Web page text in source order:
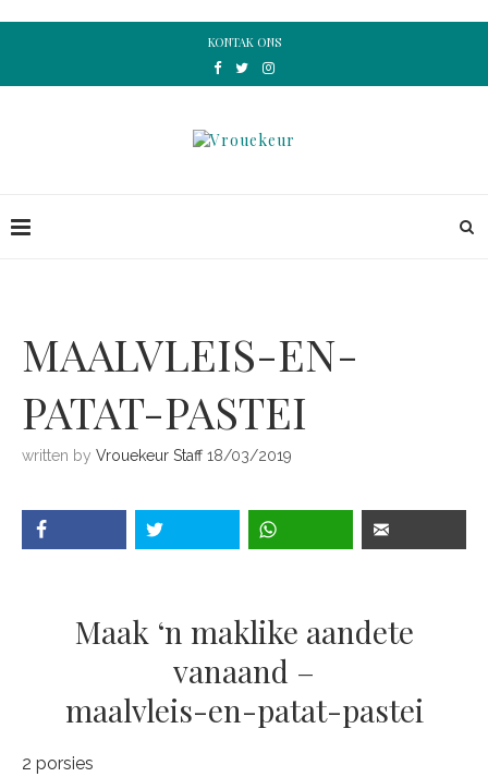
KONTAK ONS
MAALVLEIS-EN-
PATAT-PASTEI
written by Vrouekeur Staff 18/03/2019
Maak ‘n maklike aandete
vanaand –
maalvleis-en-patat-pastei
2 porsies